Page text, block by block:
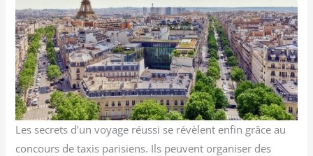
Les secrets d’un voyage réussi se révèlent enfin grâce au
concours de taxis parisiens. Ils peuvent organiser des